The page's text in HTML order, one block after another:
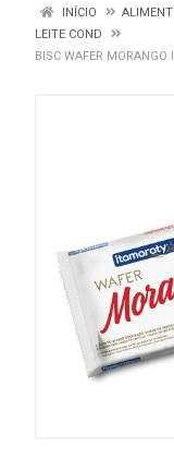
INÍCIO
LEITE COND
BISC WAFER MORANGO